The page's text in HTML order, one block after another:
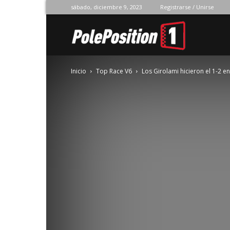
sábado, diciembre 9, 2023 Registrarse / Unirse
Position
Inicio Top Race V6 Los Girolami hicieron el 1-2